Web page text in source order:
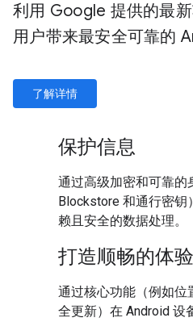
利用 Google 提供的最
用户带来最安全可靠的
了解详情
保护信息
通过高级加密和可靠的
Blockstore 和通行密
赖且安全的数据处理。
打造顺畅的体验
通过核心功能（例如位
全更新）在 Android 设